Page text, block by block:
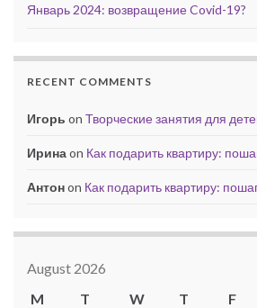
Январь 2024: возвращение Covid-19?
RECENT COMMENTS
Игорь on Творческие занятия для
Иринаon Как подарить квартиру:
Антонon Как подарить квартиру:
August 2026
M
T W T F